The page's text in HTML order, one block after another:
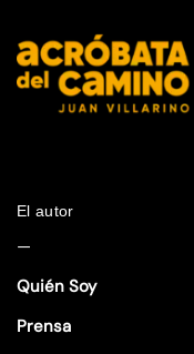
El autor
—
Quién Soy
Prensa